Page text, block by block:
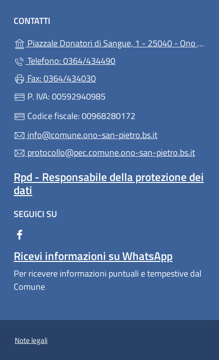
CONTATTI
Piazzale Donatori di Sangue, 1 - 25040 - Ono San Pietro
Telefono: 0364/434490
Fax: 0364/434030
P. IVA: 00592940985
Codice fiscale: 00968280172
info@comune.ono-san-pietro.bs.it
protocollo@pec.comune.ono-san-pietro.bs.it
Rpd - Responsabile della protezione dei
dati
SEGUICI SU
Ricevi informazioni su WhatsApp
Per ricevere informazioni puntuali e tempestive dal
Comune
Note legali